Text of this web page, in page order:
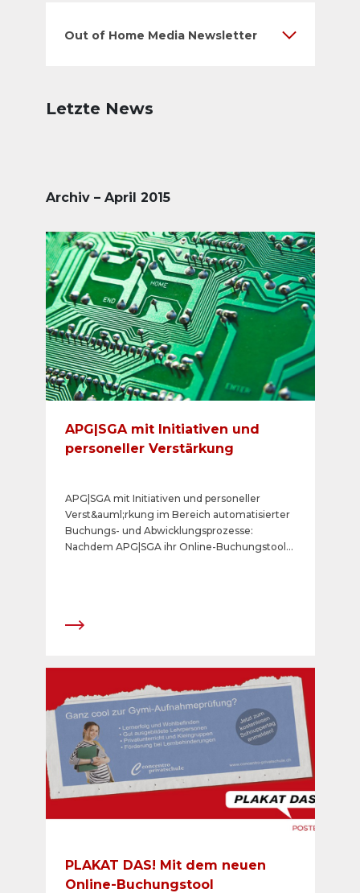
Out of Home Media Newsletter
Letzte News
Archiv – April 2015
APG|SGA mit Initiativen und
personeller Verstärkung
APG|SGA mit Initiativen und personeller
Verst&auml;rkung im Bereich automatisierter
Buchungs- und Abwicklungsprozesse:
Nachdem APG|SGA ihr Online-Buchungstool
Abwicklungsprozesse. Dazu geh&ouml;ren die
Entwicklung von eCommerce-Plattformen
f&uuml;r alle Kundenkategorien von APG|SGA.
PLAKAT DAS! Mit dem neuen
Online-Buchungstool